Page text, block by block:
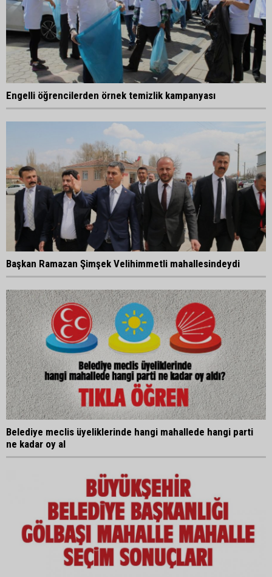
Engelli öğrencilerden örnek temizlik kampanyası
Başkan Ramazan Şimşek Velihimmetli mahallesindeydi
Belediye meclis üyeliklerinde hangi mahallede hangi parti
ne kadar oy al